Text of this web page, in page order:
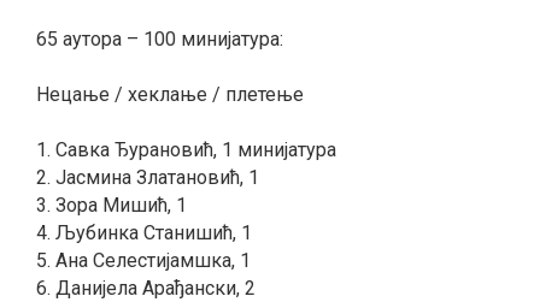
65 аутора – 100 минијатура:
Нецање / хеклање / плетење
1. Савка Ђурановић, 1 минијатура
2. Јасмина Златановић, 1
3. Зора Мишић, 1
4. Љубинка Станишић, 1
5. Ана Селестијамшка, 1
6. Данијела Арађански, 2